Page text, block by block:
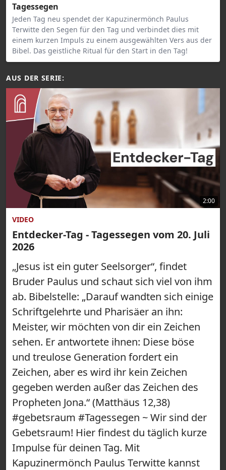
Tagessegen
Jeden Tag neu spendet der Kapuzinermönch Paulus
Terwitte den Segen für den Tag und verbindet dies mit
einem kurzen Impuls zu einem ausgewählten Vers aus der
Bibel. Das geistliche Ritual für den Start in den Tag!
AUS DER SERIE:
2:00
VIDEO
Entdecker-Tag - Tagessegen vom 20. Juli
2026
„Jesus ist ein guter Seelsorger“, findet
Bruder Paulus und schaut sich viel von ihm
ab. Bibelstelle: „Darauf wandten sich einige
Schriftgelehrte und Pharisäer an ihn:
Meister, wir möchten von dir ein Zeichen
sehen. Er antwortete ihnen: Diese böse
und treulose Generation fordert ein
Zeichen, aber es wird ihr kein Zeichen
gegeben werden außer das Zeichen des
Propheten Jona.“ (Matthäus 12,38)
#gebetsraum #Tagessegen ~ Wir sind der
Gebetsraum! Hier findest du täglich kurze
Impulse für deinen Tag. Mit
Kapuzinermönch Paulus Terwitte kannst